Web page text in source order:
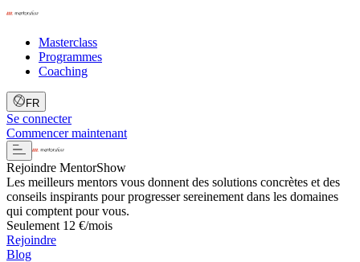
Masterclass
Programmes
Coaching
FR
Se connecter
Commencer maintenant
Rejoindre MentorShow
Les meilleurs mentors vous donnent des solutions concrètes et des
conseils inspirants pour progresser sereinement dans les domaines
qui comptent pour vous.
Seulement 12 €/mois
Rejoindre
Blog